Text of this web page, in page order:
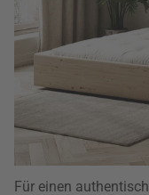
Für einen